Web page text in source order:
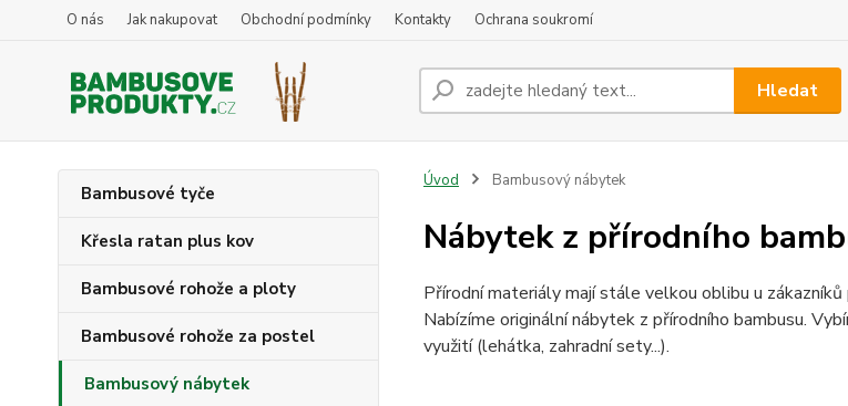
O nás Jak nakupovat Obchodní podmínky Kontakty Ochrana soukromí
Hledat
Bambusové tyče
Křesla ratan plus kov
Bambusové rohože a ploty
Bambusové rohože za postel
Bambusový nábytek
Úvod Bambusový nábytek
Nábytek z přírodního
Přírodní materiály mají stále velkou oblibu u
Nabízíme originální nábytek z přírodního bambusu.
využití (lehátka, zahradní sety...).